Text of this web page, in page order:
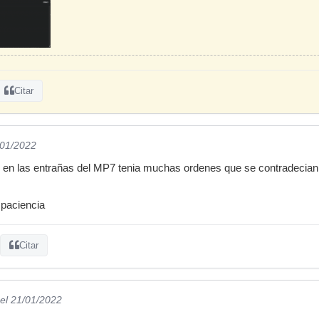
Citar
2022
las entrañas del MP7 tenia muchas ordenes que se
Citar
el 21/01/2022